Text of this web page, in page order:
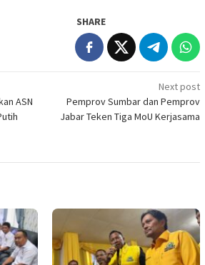
SHARE
ASN
Next post
Pemprov Sumbar dan Pemprov
Jabar Teken Tiga MoU Kerjasama